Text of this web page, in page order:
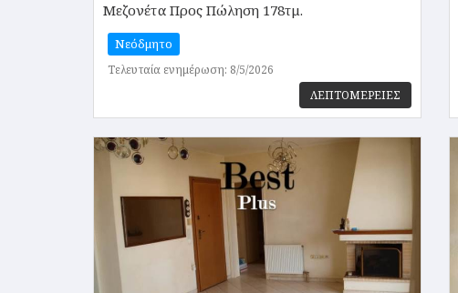
Μεζονέτα Προς Πώληση 178τμ.
Νεόδμητο
Τελευταία ενημέρωση: 8/5/2026
ΛΕΠΤΟΜΕΡΕΙΕΣ